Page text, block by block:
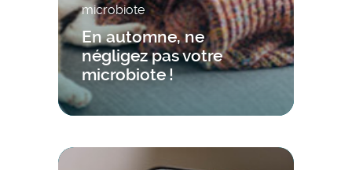
microbiote
En automne, ne
négligez pas votre
microbiote !